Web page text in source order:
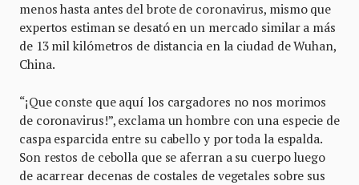
menos hasta antes del brote de coronavirus, mismo que
expertos estiman se desató en un mercado similar a más
de 13 mil kilómetros de distancia en la ciudad de Wuhan,
China.
“¡Que conste que aquí los cargadores no nos morimos
de coronavirus!”, exclama un hombre con una especie de
caspa esparcida entre su cabello y por toda la espalda.
Son restos de cebolla que se aferran a su cuerpo luego
de acarrear decenas de costales de vegetales sobre sus